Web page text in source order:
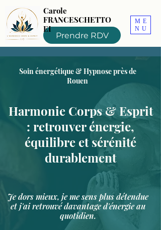
Prendre RDV
ME
NU
Carole
FRANCESCHETTO
EI
Soin énergétique & Hypnose près de
Rouen
Harmonie Corps & Esprit
: retrouver énergie,
équilibre et sérénité
durablement
Je dors mieux, je me sens plus détendue
et j'ai retrouvé davantage d'énergie au
quotidien.